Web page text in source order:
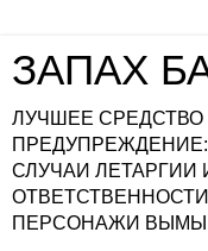
ЗАПАХ
ЛУЧШЕЕ
СЛУЧАИ ЛЕТАРГИИ
ПЕРСОНАЖИ